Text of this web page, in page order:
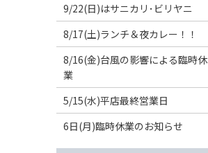
9/22(日)はサニカリ･ビリヤニ
8/17(土)ランチ＆夜カレー！！
8/16(金)台風の影響による臨時休
業
5/15(水)平店最終営業日
6日(月)臨時休業のお知らせ